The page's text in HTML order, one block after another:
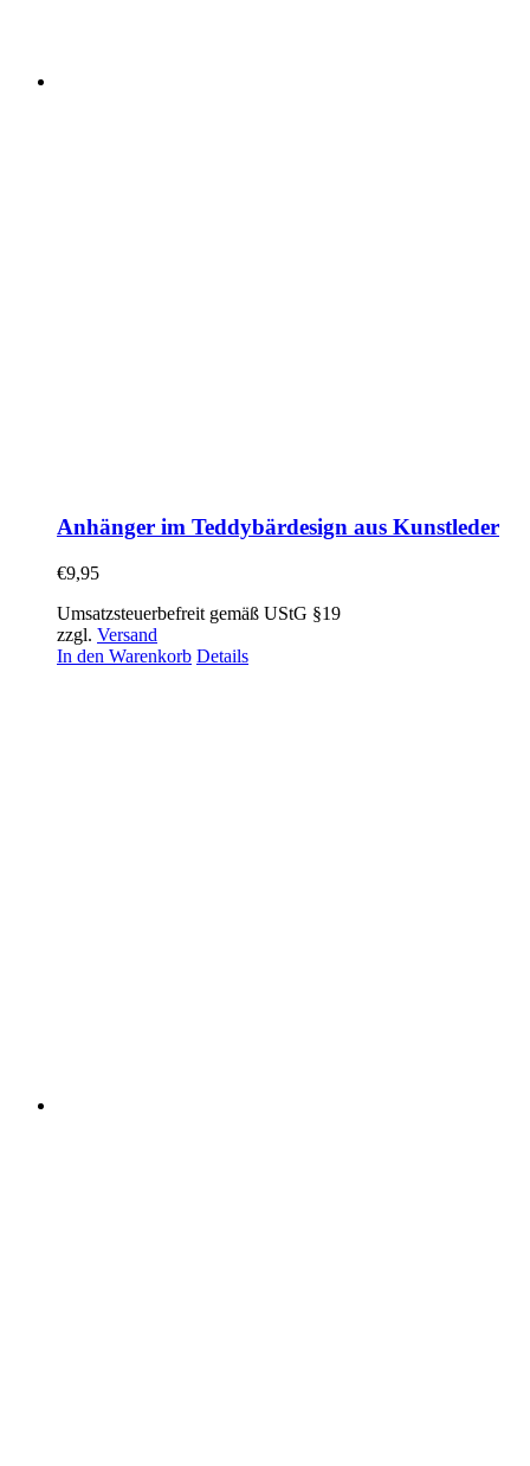
Anhänger im Teddybärdesign aus Kunstleder
€9,95
Umsatzsteuerbefreit gemäß UStG §19
zzgl. Versand
In den Warenkorb Details